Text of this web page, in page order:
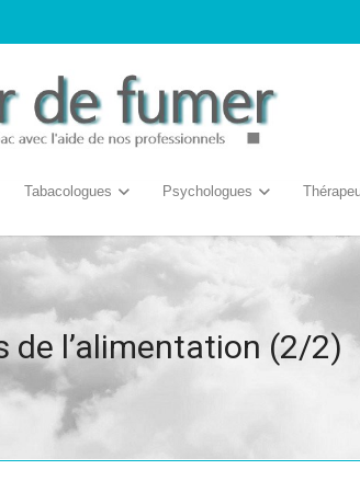
Tabacologues Psychologues
de l’alimentation (2/2)